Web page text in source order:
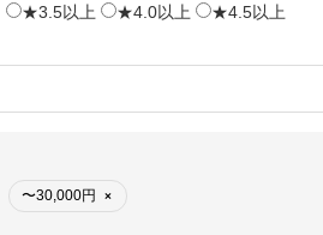
★3.5以上 ★4.0以上 ★4.5以上
〜30,000円 ×